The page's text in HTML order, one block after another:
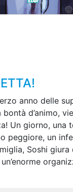
anno delle
d’animo,
Un giorno, una
peggiore, un
Soshi giura